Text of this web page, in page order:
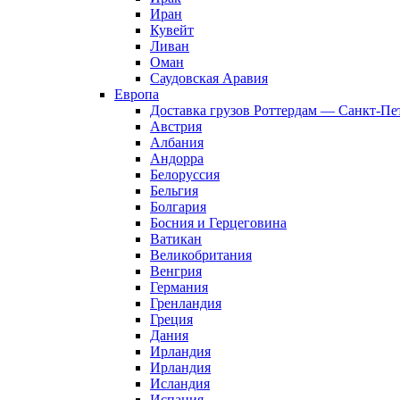
Иран
Кувейт
Ливан
Оман
Саудовская Аравия
Европа
Доставка грузов Роттердам — Санкт-
Австрия
Албания
Андорра
Белоруссия
Бельгия
Болгария
Босния и Герцеговина
Ватикан
Великобритания
Венгрия
Германия
Гренландия
Греция
Дания
Ирландия
Ирландия
Исландия